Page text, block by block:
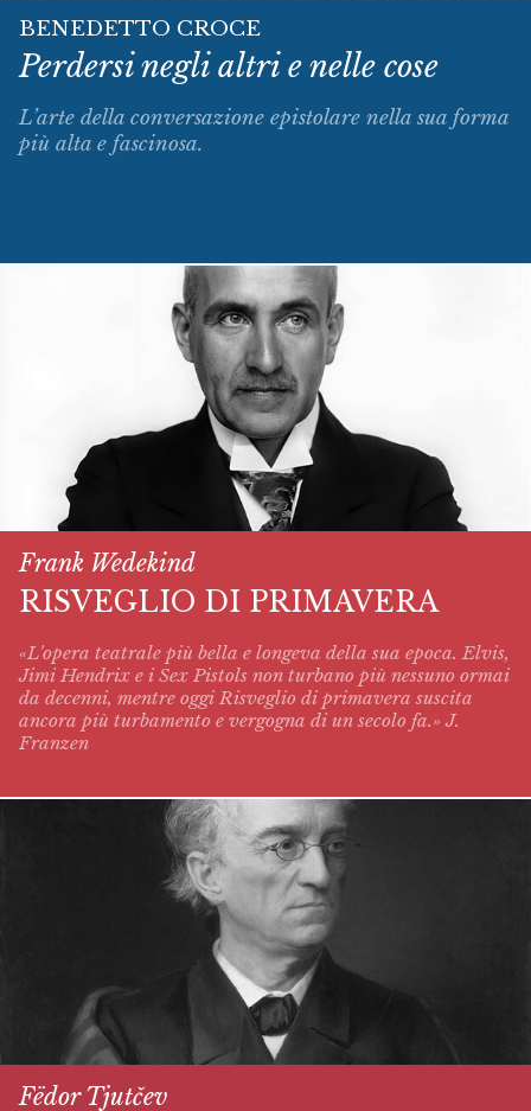
BENEDETTO CROCE
Perdersi negli altri e nelle cose
L’arte della conversazione epistolare nella sua forma
più alta e fascinosa.
Frank Wedekind
RISVEGLIO DI PRIMAVERA
«L'opera teatrale più bella e longeva della sua epoca. Elvis,
Jimi Hendrix e i Sex Pistols non turbano più nessuno ormai
da decenni, mentre oggi Risveglio di primavera suscita
ancora più turbamento e vergogna di un secolo fa.» J.
Franzen
Fëdor Tjutčev